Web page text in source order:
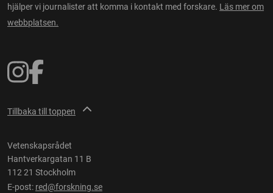
hjälper vi journalister att komma i kontakt med forskare. Läs mer om
webbplatsen.
Tillbaka till toppen
Vetenskapsrådet
Hantverkargatan 11 B
112 21 Stockholm
E-post: red@forskning.se